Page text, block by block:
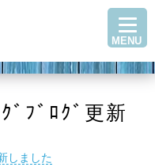
プ
介
グ
MENU
ﾞﾌﾞﾛｸﾞ更新
しました